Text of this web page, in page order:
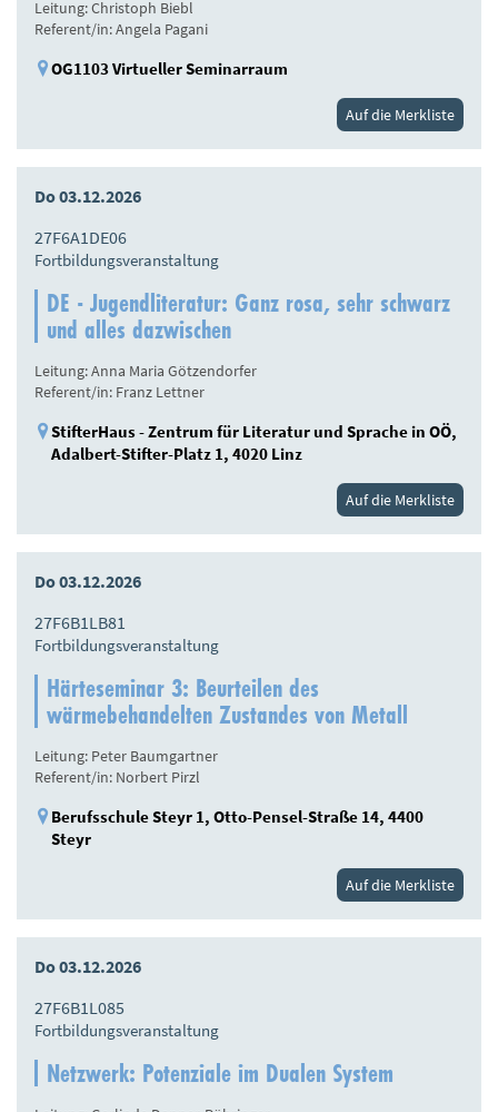
Leitung: Christoph Biebl
Referent/in: Angela Pagani
OG1103 Virtueller Seminarraum
Auf die Merkliste
Do 03.12.2026
27F6A1DE06
Fortbildungsveranstaltung
DE - Jugendliteratur: Ganz rosa, sehr schwarz
und alles dazwischen
Leitung: Anna Maria Götzendorfer
Referent/in: Franz Lettner
StifterHaus - Zentrum für Literatur und Sprache in OÖ,
Adalbert-Stifter-Platz 1, 4020 Linz
Auf die Merkliste
Do 03.12.2026
27F6B1LB81
Fortbildungsveranstaltung
Härteseminar 3: Beurteilen des
wärmebehandelten Zustandes von Metall
Leitung: Peter Baumgartner
Referent/in: Norbert Pirzl
Berufsschule Steyr 1, Otto-Pensel-Straße 14, 4400
Steyr
Auf die Merkliste
Do 03.12.2026
27F6B1L085
Fortbildungsveranstaltung
Netzwerk: Potenziale im Dualen System